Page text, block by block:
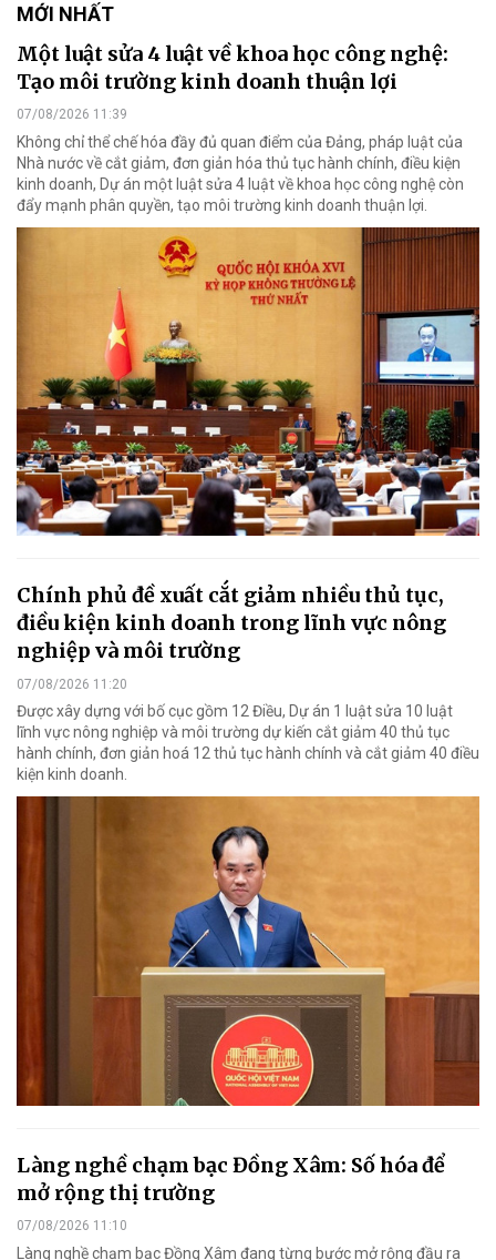
MỚI NHẤT
Một luật sửa 4 luật về khoa học công nghệ:
Tạo môi trường kinh doanh thuận lợi
07/08/2026 11:39
Không chỉ thể chế hóa đầy đủ quan điểm của Đảng, pháp luật của
Nhà nước về cắt giảm, đơn giản hóa thủ tục hành chính, điều kiện
kinh doanh, Dự án một luật sửa 4 luật về khoa học công nghệ còn
đẩy mạnh phân quyền, tạo môi trường kinh doanh thuận lợi.
Chính phủ đề xuất cắt giảm nhiều thủ tục,
điều kiện kinh doanh trong lĩnh vực nông
nghiệp và môi trường
07/08/2026 11:20
Được xây dựng với bố cục gồm 12 Điều, Dự án 1 luật sửa 10 luật
lĩnh vực nông nghiệp và môi trường dự kiến cắt giảm 40 thủ tục
hành chính, đơn giản hoá 12 thủ tục hành chính và cắt giảm 40 điều
kiện kinh doanh.
Làng nghề chạm bạc Đồng Xâm: Số hóa để
mở rộng thị trường
07/08/2026 11:10
Làng nghề chạm bạc Đồng Xâm đang từng bước mở rộng đầu ra